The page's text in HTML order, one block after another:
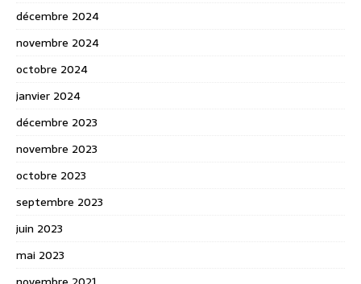
décembre 2024
novembre 2024
octobre 2024
janvier 2024
décembre 2023
novembre 2023
octobre 2023
septembre 2023
juin 2023
mai 2023